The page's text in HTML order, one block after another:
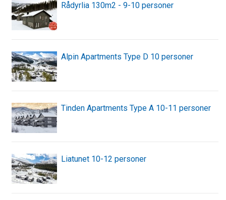
Rådyrlia 130m2 - 9-10 personer
Alpin Apartments Type D 10 personer
Tinden Apartments Type A 10-11 personer
Liatunet 10-12 personer